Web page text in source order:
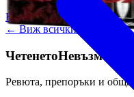
Купи от Ozone
← Виж всички книги
ЧетенетоНевъзможно
Ревюта, препоръки и